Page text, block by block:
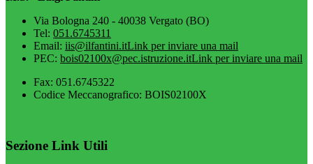
Via Bologna 240 - 40038 Vergato (BO)
Tel: 051.6745311
Email: iis@ilfantini.itLink per inviare una mail
PEC: bois02100x@pec.istruzione.itLink per inviare una mail
Fax: 051.6745322
Codice Meccanografico: BOIS02100X
Sezione Link Utili